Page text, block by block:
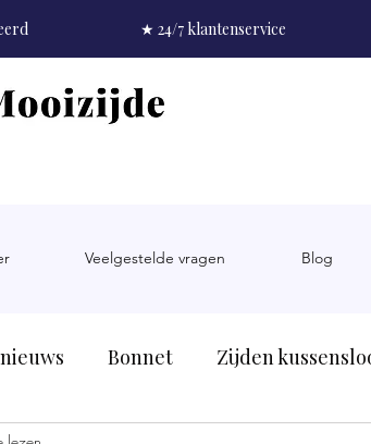
★ 24/7 klantenservice
Veelgestelde vragen Blog
Bonnet Zijden